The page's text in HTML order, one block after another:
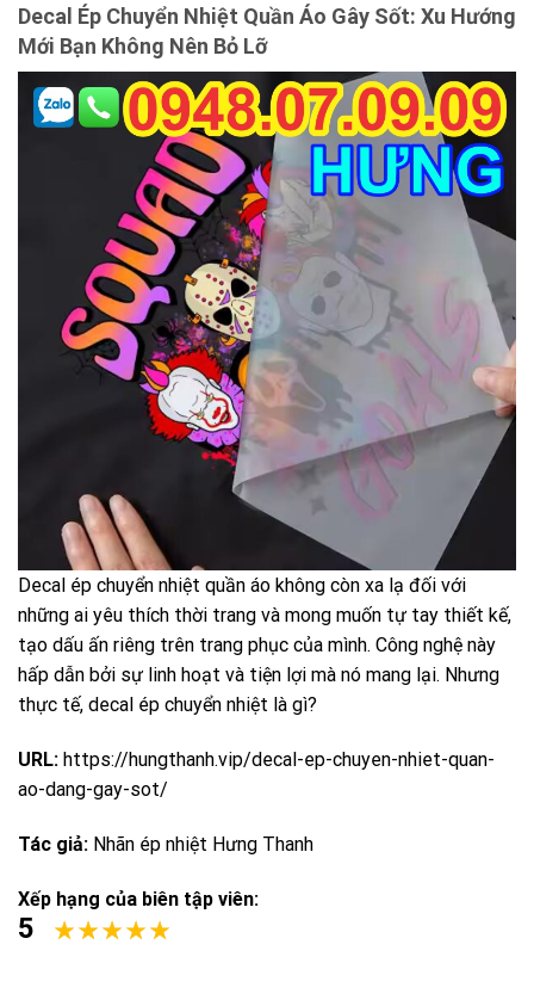
Decal Ép Chuyển Nhiệt Quần Áo Gây Sốt: Xu Hướng
Mới Bạn Không Nên Bỏ Lỡ
Decal ép chuyển nhiệt quần áo không còn xa lạ đối với
những ai yêu thích thời trang và mong muốn tự tay thiết kế,
tạo dấu ấn riêng trên trang phục của mình. Công nghệ này
hấp dẫn bởi sự linh hoạt và tiện lợi mà nó mang lại. Nhưng
thực tế, decal ép chuyển nhiệt là gì?
URL: https://hungthanh.vip/decal-ep-chuyen-nhiet-quan-
ao-dang-gay-sot/
Tác giả: Nhãn ép nhiệt Hưng Thanh
Xếp hạng của biên tập viên:
5